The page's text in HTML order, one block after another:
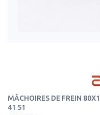
MÂCHOIRES DE FREIN
41 51